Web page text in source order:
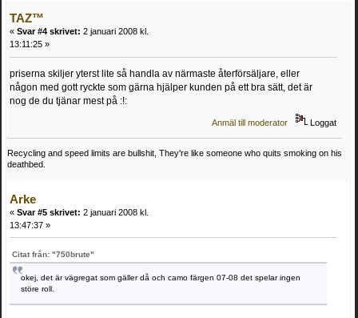
TAZ™
« Svar #4 skrivet: 2 januari 2008 kl.
13:11:25 »
priserna skiljer yterst lite så handla av närmaste återförsäljare, eller
någon med gott ryckte som gärna hjälper kunden på ett bra sätt, det är
nog de du tjänar mest på :!:
Anmäl till moderator Loggat
Recycling and speed limits are bullshit, They're like someone who quits smoking on his
deathbed.
Arke
« Svar #5 skrivet: 2 januari 2008 kl.
13:47:37 »
Citat från: "750brute"
okej, det är vägregat som gäller då och camo färgen 07-08 det spelar ingen
störe roll.